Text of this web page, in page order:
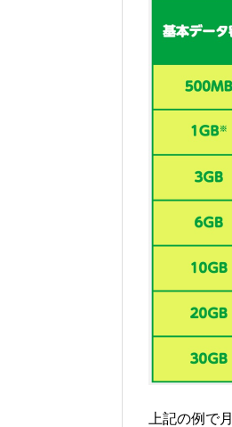
上記の例で